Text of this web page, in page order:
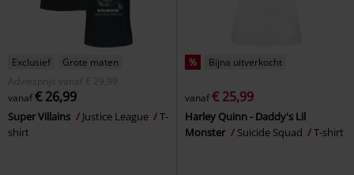
Exclusief
Grote maten
Adviesprijs
vanaf € 29,99
vanaf€ 26,99
Super Villains Justice League
T-
shirt
% Bijna uitverkocht
vanaf€ 25,99
Harley Quinn - Daddy's Lil
Monster
Suicide Squad T-shirt